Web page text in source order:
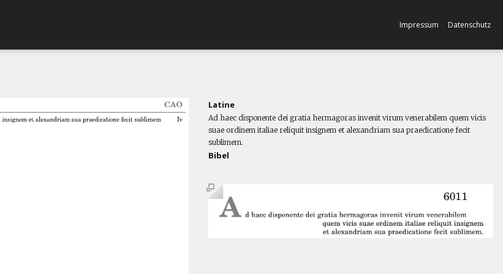
Impressum Datenschutz
Latine
Ad haec disponente dei gratia hermagoras invenit virum venerabilem quem vicis
suae ordinem italiae reliquit insignem et alexandriam sua praedicatione fecit
sublimem.
Bibel